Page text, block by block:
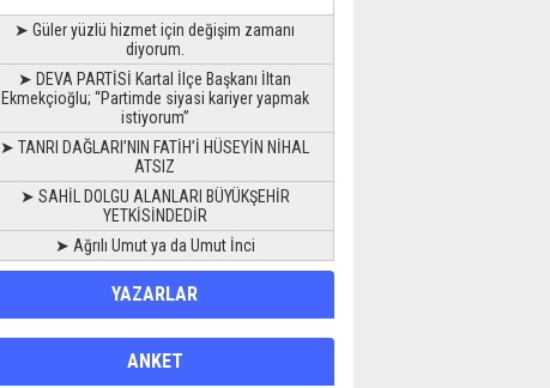
➤ Güler yüzlü hizmet için değişim zamanı
diyorum.
➤ DEVA PARTİSİ Kartal İlçe Başkanı İltan
Ekmekçioğlu; “Partimde siyasi kariyer yapmak
istiyorum”
➤ TANRI DAĞLARI’NIN FATİH’İ HÜSEYİN NİHAL
ATSIZ
➤ SAHİL DOLGU ALANLARI BÜYÜKŞEHİR
YETKİSİNDEDİR
➤ Ağrılı Umut ya da Umut İnci
YAZARLAR
ANKET